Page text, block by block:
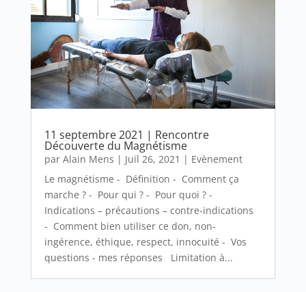
11 septembre 2021 | Rencontre
Découverte du Magnétisme
par Alain Mens | Juil 26, 2021 | Evènement
Le magnétisme - Définition - Comment ça
marche ? - Pour qui ? - Pour quoi ? -
Indications – précautions – contre-indications
- Comment bien utiliser ce don, non-
ingérence, éthique, respect, innocuité - Vos
questions - mes réponses Limitation à...